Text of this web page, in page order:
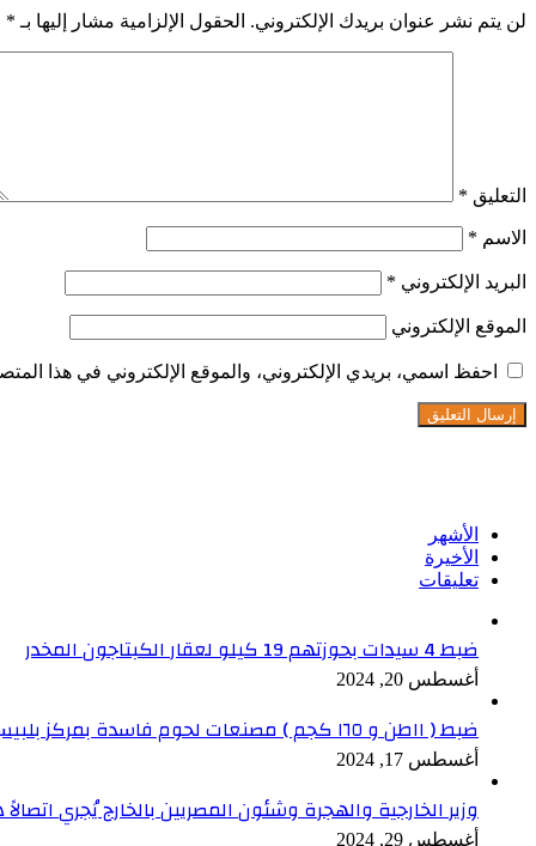
لن يتم نشر عنوان بريدك الإلكتروني. الحقول الإلزامية مشار إليها بـ *
التعليق *
الاسم *
البريد الإلكتروني *
الموقع الإلكتروني
احفظ اسمي، بريدي الإلكتروني، والموقع الإلكتروني في هذا
الأشهر
الأخيرة
تعليقات
ضبط 4 سيدات بحوزتهم 19 كيلو لعقار الكبتاجون المخدر
أغسطس 20, 2024
ضبط ( ١١طن و ١٦٥ كجم ) مصنعات لحوم فاسدة بمركز بلبيس بالشرقية
أغسطس 17, 2024
وزير الخارجية والهجرة وشئون المصريين بالخارج يُجري
أغسطس 29, 2024